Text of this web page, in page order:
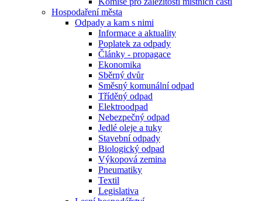
Hospodaření města
Odpady a kam s nimi
Informace a aktuality
Poplatek za odpady
Články - propagace
Ekonomika
Sběrný dvůr
Směsný komunální odpad
Tříděný odpad
Elektroodpad
Nebezpečný odpad
Jedlé oleje a tuky
Stavební odpady
Biologický odpad
Výkopová zemina
Pneumatiky
Textil
Legislativa